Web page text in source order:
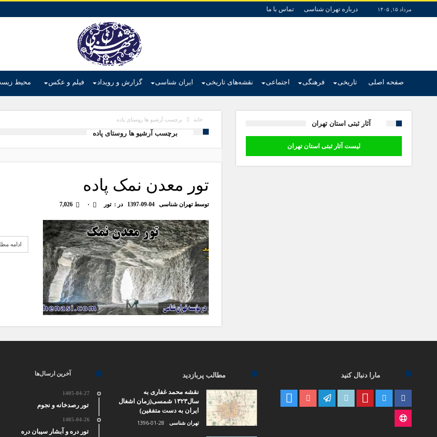
مرداد ۱۵, ۱۴۰۵ درباره تهران شناسی تماس با ما
صفحه اصلی تاریخی فرهنگی اجتماعی نقشه‌های تاریخی ایران شناسی گزارش و رویداد فیلم و عکس محیط
خانه برچسب آرشیو ها روستای پاده
برچسب آرشیو ها روستای پاده
تور معدن نمک پاده
توسطتهران شناسی 1397-09-04 در :تور ۰ 7,026
ادامه
آثار ثبتی استان تهران
لیست آثار ثبتی استان تهران
مارا دنبال کنید مطالب پربازدید
نقشه محمد غفاری به
سال۱۳۲۳ شمسی(زمان اشغال
ایران به دست متفقین)
تهران شناسی 1396-01-28
آخرین ارسال‌ها
1405-04-27
تور رصدخانه و نجوم
1405-04-26
تور دره و آبشار سیبان دره